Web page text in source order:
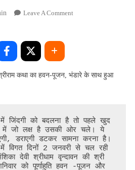
Leave A CommentOn
दिवसीय
हवन-
पूजन,
भंडारे
के
साथ
कथा का हवन-पूजन, भंडारे के साथ हुआ
जिंदगी को बदलना है तो पहले खुद
में जो लक्ष है उसकी ओर चले। ये
डराएगी डटकर सामना करना है।
में विगत दिनों 2 जनवरी से चल रही
देवी श्रीधाम वृन्दावन की श्री
को पूर्णाहुति हवन -पूजन और